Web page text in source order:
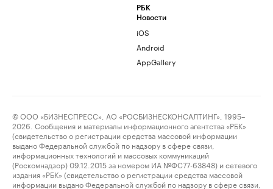
РБК
Новости
iOS
Android
AppGallery
© ООО «БИЗНЕСПРЕСС», АО «РОСБИЗНЕСКОНСАЛТИНГ», 1995–
2026. Сообщения и материалы информационного агентства «РБК»
(свидетельство о регистрации средства массовой информации
выдано Федеральной службой по надзору в сфере связи,
информационных технологий и массовых коммуникаций
(Роскомнадзор) 09.12.2015 за номером ИА №ФС77-63848) и сетевого
издания «РБК» (свидетельство о регистрации средства массовой
информации выдано Федеральной службой по надзору в сфере связи,